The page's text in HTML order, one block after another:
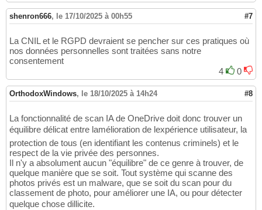
shenron666, le 17/10/2025 à 00h55 #7
La CNIL et le RGPD devraient se pencher sur ces pratiques où
nos données personnelles sont traitées sans notre
consentement
4
0
OrthodoxWindows, le 18/10/2025 à 14h24 #8
La fonctionnalité de scan IA de OneDrive doit donc trouver un
équilibre délicat entre lamélioration de lexpérience utilisateur, la
protection de tous (en identifiant les contenus criminels) et le
respect de la vie privée des personnes.
Il n'y a absolument aucun "équilibre" de ce genre à trouver, de
quelque manière que se soit. Tout système qui scanne des
photos privés est un malware, que se soit du scan pour du
classement de photo, pour améliorer une IA, ou pour détecter
quelque chose dillicite.